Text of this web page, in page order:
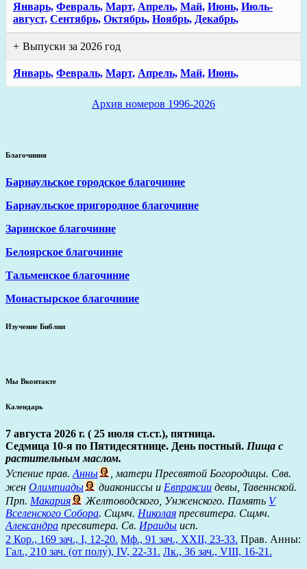
Январь, Февраль, Март, Апрель, Май, Июнь, Июль-
август, Сентябрь, Октябрь, Ноябрь, Декабрь,
Выпуски за 2026 год
Январь, Февраль, Март, Апрель, Май, Июнь,
Архив номеров 1996-2026
Благочиния
Барнаульское городское благочиние
Барнаульское пригородное благочиние
Заринское благочиние
Белоярское благочиние
Тальменское благочиние
Монастырское благочиние
Изучение Библии
Мы Вконтакте
Календарь
7 августа 2026 г. ( 25 июля ст.ст.), пятница.
Седмица 10-я по Пятидесятнице. День постный. Пища с
растительным маслом.
Успение прав. Анны
, матери Пресвятой Богородицы. Свв.
жен Олимпиады диакониссы и Евпраксии девы, Тавеннской.
Прп. Макария Желтоводского, Унженского. Память V
Вселенского Собора. Сщмч. Николая пресвитера. Сщмч.
Александра пресвитера. Св. Ираиды исп.
2 Кор., 169 зач., I, 12-20. Мф., 91 зач., XXII, 23-33. Прав. Анны:
Гал., 210 зач. (от полу́), IV, 22-31. Лк., 36 зач., VIII, 16-21.